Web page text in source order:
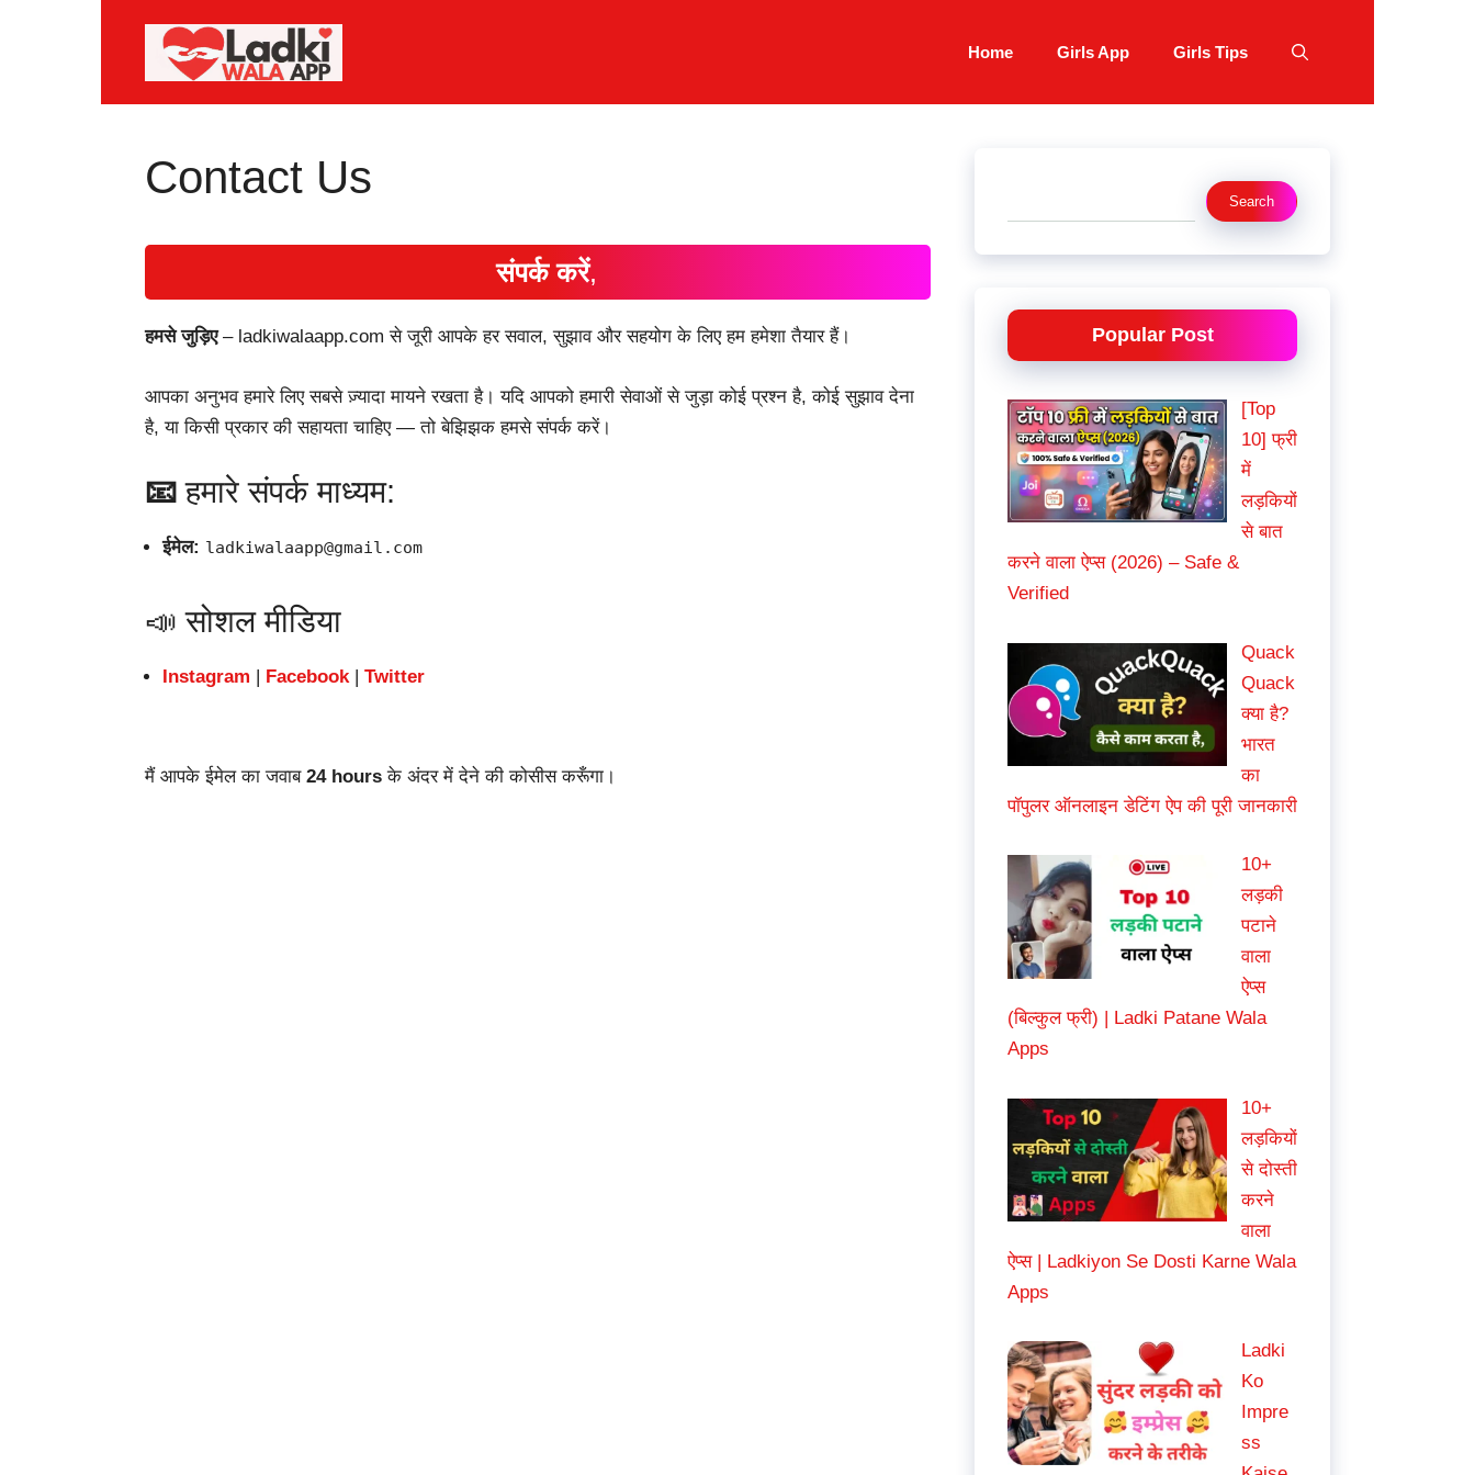
Home Girls App Girls Tips
Contact Us
संपर्क करें,
हमसे जुड़िए– ladkiwalaapp.com से जूरी आपके हर सवाल, सुझाव और सहयोग के लिए हम हमेशा तैयार हैं।
आपका अनुभव हमारे लिए सबसे ज़्यादा मायने रखता है। यदि आपको हमारी सेवाओं से जुड़ा कोई प्रश्न है, कोई सुझाव देना
है, या किसी प्रकार की सहायता चाहिए — तो बेझिझक हमसे संपर्क करें।
📧 हमारे संपर्क माध्यम:
ईमेल: ladkiwalaapp@gmail.com
📣 सोशल मीडिया
Instagram | Facebook | Twitter
मैं आपके ईमेल का जवाब24 hoursके अंदर में देने की कोसीस करूँगा।
Search
Popular Post
[Top
10] फ्री
में
लड़कियों
से बात
करने वाला ऐप्स (2026) – Safe &
Verified
Quack
Quack
क्या है?
भारत
का
पॉपुलर ऑनलाइन डेटिंग ऐप की पूरी जानकारी
10+
लड़की
पटाने
वाला
ऐप्स
(बिल्कुल फ्री) | Ladki Patane Wala
Apps
10+
लड़कियों
से दोस्ती
करने
वाला
ऐप्स | Ladkiyon Se Dosti Karne Wala
Apps
Ladki
Ko
Impre
ss